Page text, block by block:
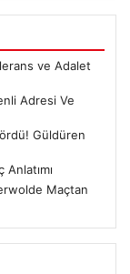
ve Adalet
Adresi Ve
Güldüren
Maçtan